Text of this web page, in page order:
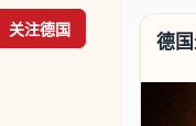
关注德国
德